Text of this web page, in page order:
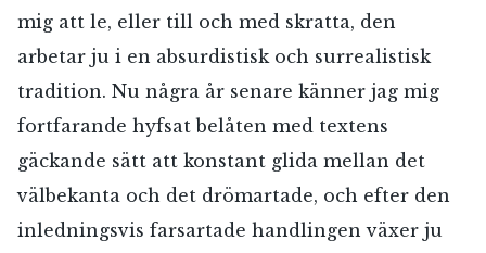
mig att le, eller till och med skratta, den
arbetar ju i en absurdistisk och surrealistisk
tradition. Nu några år senare känner jag mig
fortfarande hyfsat belåten med textens
gäckande sätt att konstant glida mellan det
välbekanta och det drömartade, och efter den
inledningsvis farsartade handlingen växer ju